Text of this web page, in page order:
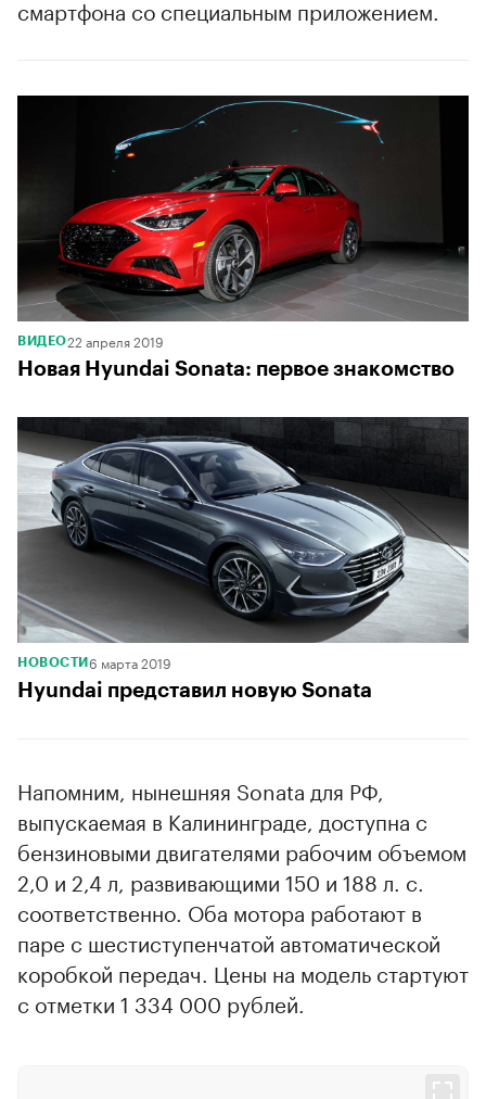
смартфона со специальным приложением.
ВИДЕО22 апреля 2019
Новая Hyundai Sonata: первое знакомство
НОВОСТИ 6 марта 2019
Hyundai представил новую Sonata
Напомним, нынешняя Sonata для РФ,
выпускаемая в Калининграде, доступна с
бензиновыми двигателями рабочим объемом
2,0 и 2,4 л, развивающими 150 и 188 л. с.
соответственно. Оба мотора работают в
паре с шестиступенчатой автоматической
коробкой передач. Цены на модель стартуют
с отметки 1 334 000 рублей.